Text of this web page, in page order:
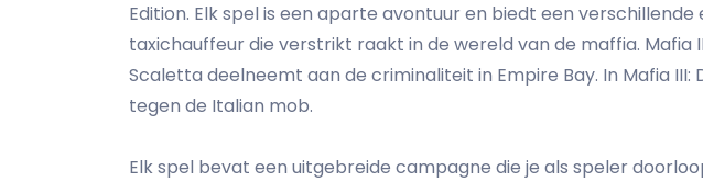
Edition. Elk spel is een aparte avontuur en biedt een
taxichauffeur die verstrikt raakt in de wereld van de maffia. Mafia
Scaletta deelneemt aan de criminaliteit in Empire Bay. In Mafia
tegen de Italian mob.
Elk spel bevat een uitgebreide campagne die je als speler